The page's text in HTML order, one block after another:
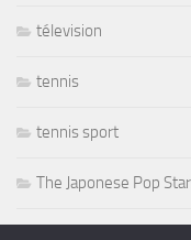
télevision
tennis
tennis sport
The Japonese Pop